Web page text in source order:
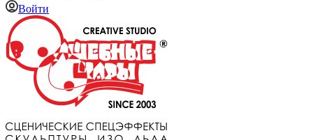
Войти